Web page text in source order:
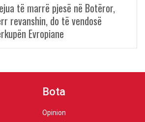
të marrë pjesë në Botëror,
revanshin, do të vendosë
Evropiane
Bota
Opinion